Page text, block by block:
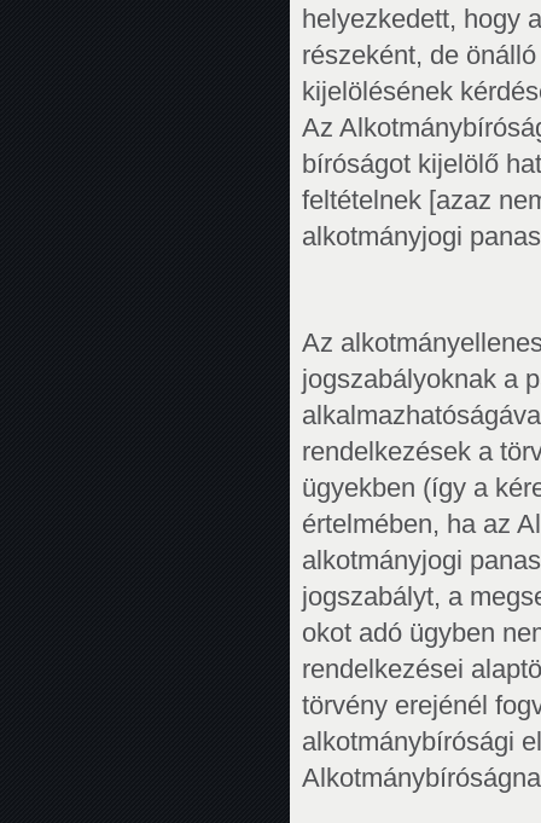
helyezkedett, hogy
részeként, de
kijelölésének
Az
bíróságot kijelölő
feltételnek [azaz
alkotmányjogi
Az
jogszabályoknak a
rendelkezések a
ügyekben (így a
értelmében, ha az
alkotmányjogi
jogszabályt, a
okot adó ügyben
rendelkezései
törvény erejénél
alkotmánybírósági